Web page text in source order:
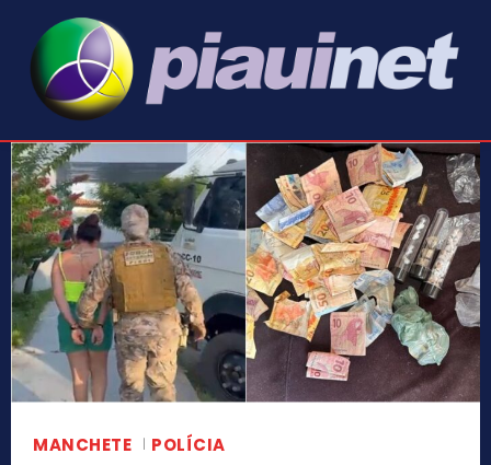
MANCHETE POLÍCIA